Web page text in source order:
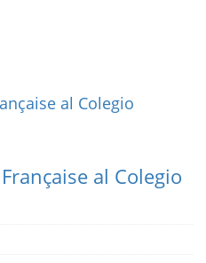
al Colegio